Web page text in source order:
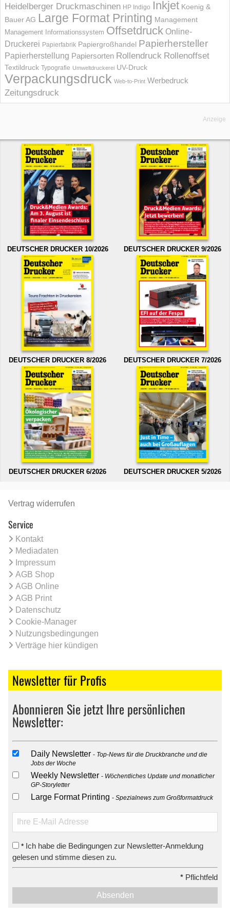
Heidelberger Druckmaschinen HP Indigo Inkjet Koenig &
Bauer AG Large Format Printing Management
Management Informations­system Offsetdruck Online-
Druckerei Papierfabrik Papiergroßhandel Papierhersteller
Papierherstellung Papiersorten Rollendruck Rollenoffset
Textildruck Typografie Umweltdruckerei UV-Druck
Verpackungsdruck Web-to-Print Werbedruck
Zeitungsdruck
Anzeige
DEUTSCHER DRUCKER 10/2026 DEUTSCHER DRUCKER 9/2026
DEUTSCHER DRUCKER 8/2026 DEUTSCHER DRUCKER 7/2026
DEUTSCHER DRUCKER 6/2026 DEUTSCHER DRUCKER 5/2026
Vertrag widerrufen
Service
Kontakt
Mediadaten
Impressum
AGB Shop
AGB Online
AGB Print
Datenschutz
Cookie-Manager
Nutzungsbedingungen
Verträge hier kündigen
Newsletter für Profis
Abonnieren Sie jetzt Ihre persönlichen
Newsletter:
Daily Newsletter
Top-News für die Druckbranche und die
Jobs der Woche
Weekly Newsletter
Wöchentliches Update und monatlicher
GP-Storyletter
Large Format Printing Spezialnews zum Großformatdruck
* Ich habe die Bedingungen zur Newsletter-Anmeldung
gelesen und stimme diesen zu.
* Pflichtfeld
Absenden